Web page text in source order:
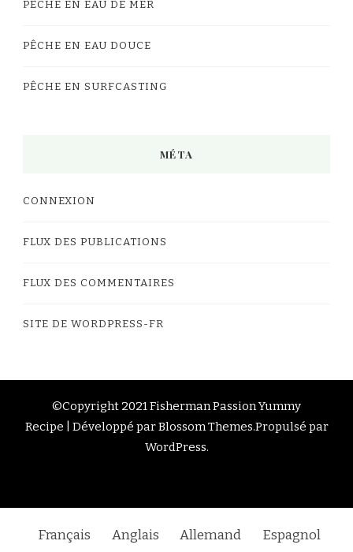
PÊCHE EN EAU DE MER
PÊCHE EN EAU DOUCE
PÊCHE EN SURFCASTING
MÉTA
CONNEXION
FLUX DES PUBLICATIONS
FLUX DES COMMENTAIRES
SITE DE WORDPRESS-FR
©Copyright 2021 Fisherman PassionYummy
Recipe | Développé parBlossom Themes.Propulsé par
WordPress.
Français Anglais Allemand Espagnol